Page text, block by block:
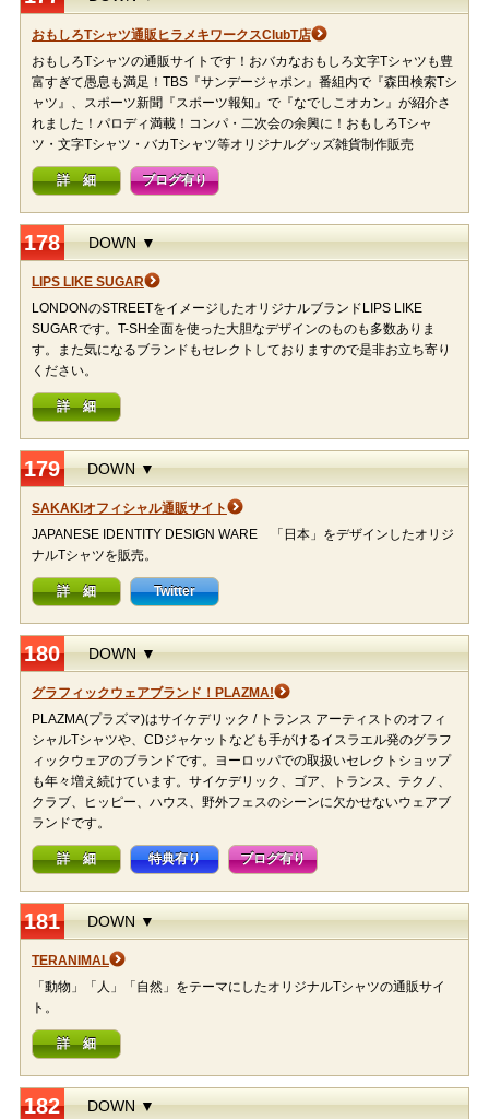
おもしろTシャツ通販ヒラメキワークスClubT店
おもしろTシャツの通販サイトです！おバカなおもしろ文字Tシャツも豊
富すぎて愚息も満足！TBS『サンデージャポン』番組内で『森田検索Tシ
ャツ』、スポーツ新聞『スポーツ報知』で『なでしこオカン』が紹介さ
れました！パロディ満載！コンパ・二次会の余興に！おもしろTシャ
ツ・文字Tシャツ・バカTシャツ等オリジナルグッズ雑貨制作販売
詳 細 ブログ有り
178 DOWN ▼
LIPS LIKE SUGAR
LONDONのSTREETをイメージしたオリジナルブランドLIPS LIKE
SUGARです。T-SH全面を使った大胆なデザインのものも多数ありま
す。また気になるブランドもセレクトしておりますので是非お立ち寄り
ください。
詳 細
179 DOWN ▼
SAKAKIオフィシャル通販サイト
JAPANESE IDENTITY DESIGN WARE 「日本」をデザインしたオリジ
ナルTシャツを販売。
詳 細 Twitter
180 DOWN ▼
グラフィックウェアブランド！PLAZMA!
PLAZMA(プラズマ)はサイケデリック / トランス アーティストのオフィ
シャルTシャツや、CDジャケットなども手がけるイスラエル発のグラフ
ィックウェアのブランドです。ヨーロッパでの取扱いセレクトショップ
も年々増え続けています。サイケデリック、ゴア、トランス、テクノ、
クラブ、ヒッピー、ハウス、野外フェスのシーンに欠かせないウェアブ
ランドです。
詳 細 特典有り ブログ有り
181 DOWN ▼
TERANIMAL
「動物」「人」「自然」をテーマにしたオリジナルTシャツの通販サイ
ト。
詳 細
182 DOWN ▼